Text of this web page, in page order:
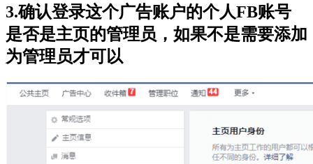
3.确认登录这个广告账户的个人FB账号
是否是主页的管理员，如果不是需要添加
为管理员才可以